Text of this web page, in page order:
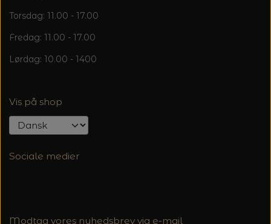
Torsdag: 11.00 - 17.00
Fredag: 11.00 - 17.00
Lørdag: 10.00 - 1400
Vis på shop
Sociale medier
Modtag vores nyhedsbrev via e-mail